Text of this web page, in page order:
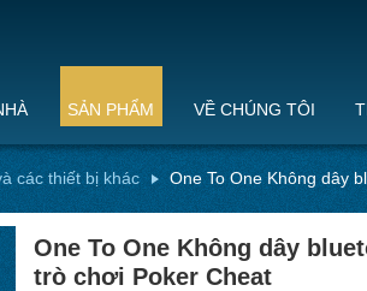
SẢN PHẨM VỀ CHÚNG TÔI
các thiết bị khác One To One Không dây
One To One Không dây
trò chơi Poker Cheat